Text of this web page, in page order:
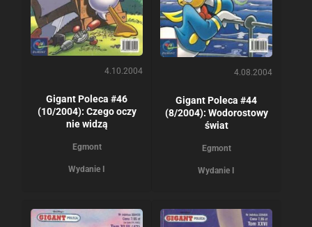
4.10.2004
Gigant Poleca #46
(10/2004): Czego oczy
nie widzą
Egmont
Wydanie I
4.08.2004
Gigant Poleca #44
(8/2004): Wodorostowy
świat
Egmont
Wydanie I